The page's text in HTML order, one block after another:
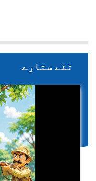
نئے ستارے